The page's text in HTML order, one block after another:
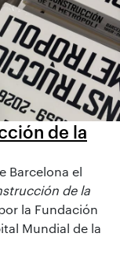
de la
Barcelona el
de la
la Fundación
Mundial de la